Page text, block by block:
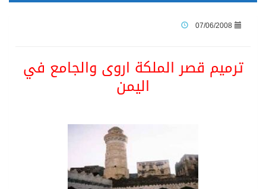
07/06/2008
ترميم قصر الملكة اروى والجامع في
اليمن